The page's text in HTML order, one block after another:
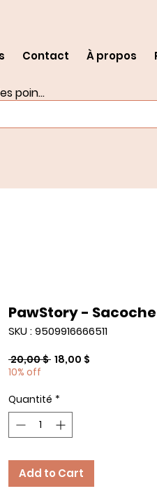
Contact À propos
Voir les points
PawStory - Sacoche
SKU : 9509916666511
20,00 $ Prix
18,00 $
10% off
Quantité *
Add to Cart